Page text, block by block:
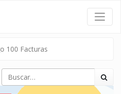
100 Facturas